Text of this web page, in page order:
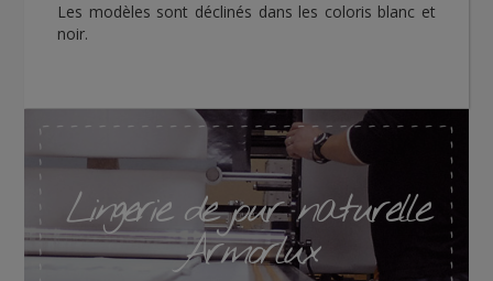
Les modèles sont déclinés dans les coloris blanc et
noir.
Lingerie de jour naturelle
Armorlux